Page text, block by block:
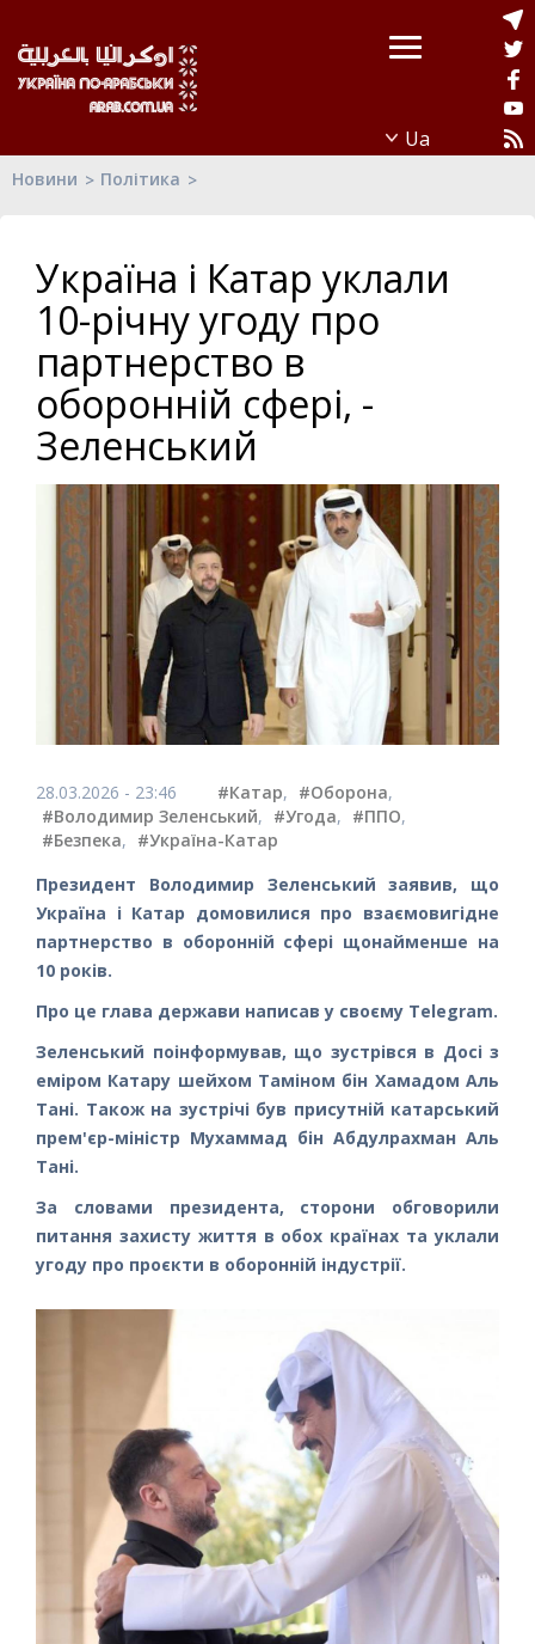
Новини Політика
Україна і Катар уклали
10-річну угоду про
партнерство в
оборонній сфері, -
Зеленський
28.03.2026 - 23:46 #Катар, #Оборона,
#Володимир Зеленський, #Угода, #ППО,
#Безпека, #Україна-Катар
Президент Володимир Зеленський заявив, що
Україна і Катар домовилися про взаємовигідне
партнерство в оборонній сфері щонайменше на
10 років.
Про це глава держави написав у своєму Telegram.
Зеленський поінформував, що зустрівся в Досі з
еміром Катару шейхом Таміном бін Хамадом Аль
Тані. Також на зустрічі був присутній катарський
прем'єр-міністр Мухаммад бін Абдулрахман Аль
Тані.
За словами президента, сторони обговорили
питання захисту життя в обох країнах та уклали
угоду про проєкти в оборонній індустрії.